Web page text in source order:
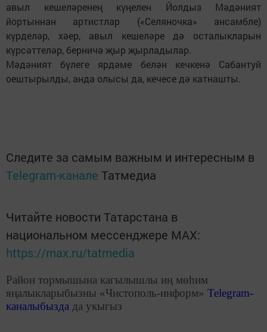
авыл кешеләренең күңелен Йолдыз Мәдәният
йортыннан артистлар («Селяночка» ансамбле)
күрделәр, хәер, авыл кешеләре дә осталыкларын
күрсәттеләр, берничә җыр җырладылар.
Мәдәният бүлеге ярдәме белән кечкенә Сабантуй
оештырылды, анда олысы да, кечесе дә катнашты.
Следите за самым важным и интересным в
Telegram-канале Татмедиа
Читайте новости Татарстана в
национальном мессенджере MАХ:
https://max.ru/tatmedia
Район тормышына кагылышлы иң мөһим
яңалыкларыбызны «Чистополь-информ» Telegram-
каналыбызда да укыгыз